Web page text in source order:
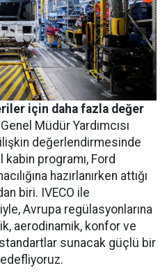
için daha fazla değer
Müdür Yardımcısı
değerlendirmesinde
kabin programı, Ford
hazırlanırken attığı
biri. IVECO ile
Avrupa regülasyonlarına
aerodinamik, konfor ve
sunacak güçlü bir